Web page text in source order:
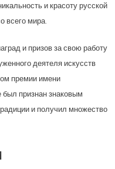
и красоту русской
всего мира.
и призов за свою работу
деятеля искусств
премии имени
признан знаковым
и получил множество